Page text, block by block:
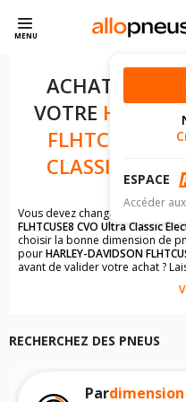
MENU
ESPACE
Accéder
ACHAT DE
VOTRE
FLHTCUSE8
CLASSIC
Vous devez changer les pneus
FLHTCUSE8 CVO Ultra Classic
choisir la bonne dimension de
pourHARLEY-DAVIDSON
avant de valider votre achat ?
HARLEY-
pneumatiques. Grâce à la
DAVIDSON FLHTCUSE8 CVO
Vous ne savez pas comment
RECHERCHEZ DES PNEUS
Pardimension